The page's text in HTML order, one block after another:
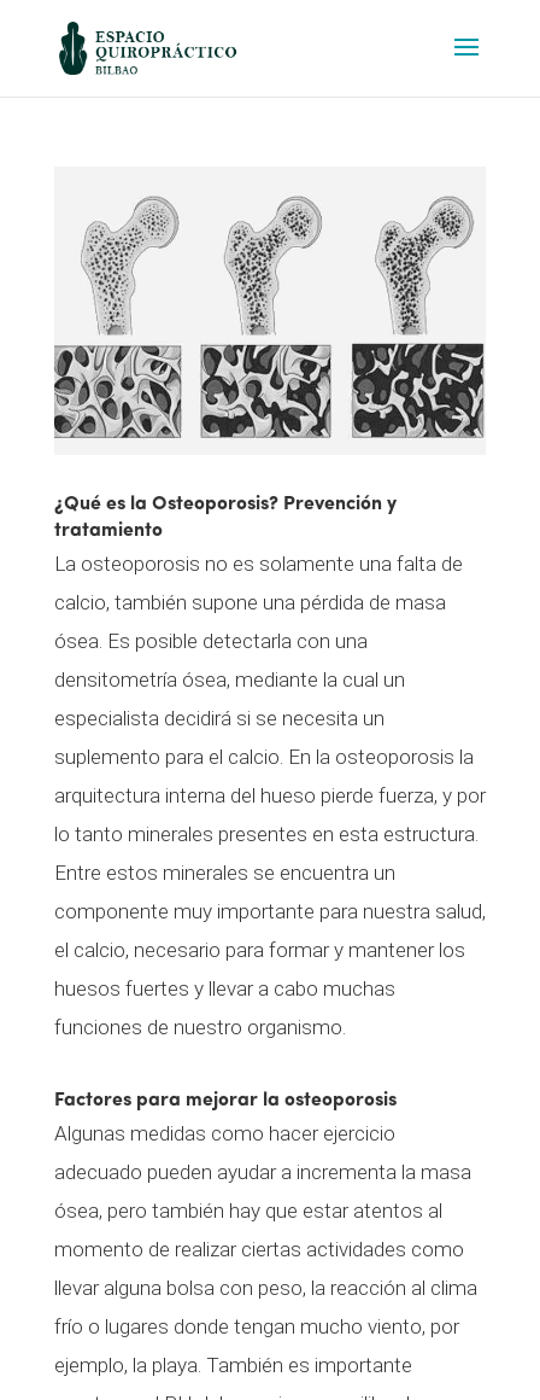
¿Qué es la Osteoporosis? Prevención y
tratamiento
La osteoporosis no es solamente una falta de
calcio, también supone una pérdida de masa
ósea. Es posible detectarla con una
densitometría ósea, mediante la cual un
especialista decidirá si se necesita un
suplemento para el calcio. En la osteoporosis la
arquitectura interna del hueso pierde fuerza, y por
lo tanto minerales presentes en esta estructura.
Entre estos minerales se encuentra un
componente muy importante para nuestra salud,
el calcio, necesario para formar y mantener los
huesos fuertes y llevar a cabo muchas
funciones de nuestro organismo.
Factores para mejorar la osteoporosis
Algunas medidas como hacer ejercicio
adecuado pueden ayudar a incrementa la masa
ósea, pero también hay que estar atentos al
momento de realizar ciertas actividades como
llevar alguna bolsa con peso, la reacción al clima
frío o lugares donde tengan mucho viento, por
ejemplo, la playa. También es importante